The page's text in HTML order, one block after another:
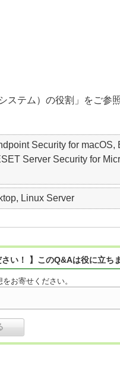
テム）の役割」をご参照
Security for
Server Security for
Linux Server
い！ 】このQ&Aは役に立ち
お寄せください。